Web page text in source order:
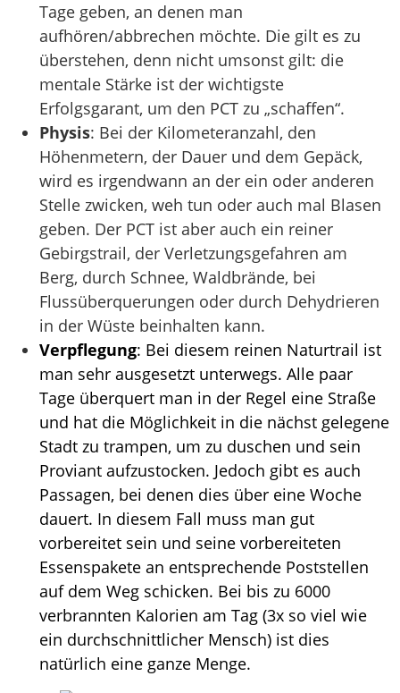
Tage geben, an denen man
aufhören/abbrechen möchte. Die gilt es zu
überstehen, denn nicht umsonst gilt: die
mentale Stärke ist der wichtigste
Erfolgsgarant, um den PCT zu „schaffen“.
Physis: Bei der Kilometeranzahl, den
Höhenmetern, der Dauer und dem Gepäck,
wird es irgendwann an der ein oder anderen
Stelle zwicken, weh tun oder auch mal Blasen
geben. Der PCT ist aber auch ein reiner
Gebirgstrail, der Verletzungsgefahren am
Berg, durch Schnee, Waldbrände, bei
Flussüberquerungen oder durch Dehydrieren
in der Wüste beinhalten kann.
Verpflegung: Bei diesem reinen Naturtrail ist
man sehr ausgesetzt unterwegs. Alle paar
Tage überquert man in der Regel eine Straße
und hat die Möglichkeit in die nächst gelegene
Stadt zu trampen, um zu duschen und sein
Proviant aufzustocken. Jedoch gibt es auch
Passagen, bei denen dies über eine Woche
dauert. In diesem Fall muss man gut
vorbereitet sein und seine vorbereiteten
Essenspakete an entsprechende Poststellen
auf dem Weg schicken. Bei bis zu 6000
verbrannten Kalorien am Tag (3x so viel wie
ein durchschnittlicher Mensch) ist dies
natürlich eine ganze Menge.